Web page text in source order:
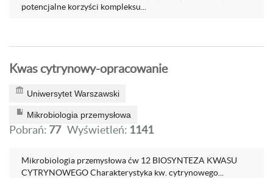
potencjalne korzyści kompleksu...
Kwas cytrynowy-opracowanie
Uniwersytet Warszawski
Mikrobiologia przemysłowa
Pobrań: 77 Wyświetleń: 1141
Mikrobiologia przemysłowa ćw 12 BIOSYNTEZA KWASU
CYTRYNOWEGO Charakterystyka kw. cytrynowego...